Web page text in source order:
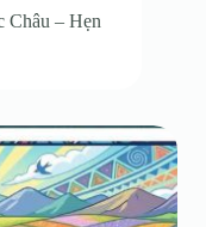
Châu – Hẹn